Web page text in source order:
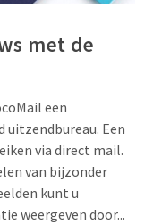
met de
een
uitzendbureau. Een
via direct mail.
van bijzonder
kunt u
weergeven door...